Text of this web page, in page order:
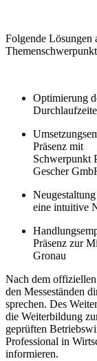
Folgende Lösungen
Optimierung
Präsenz mit
Schwerpunkt
Gescher
eine intuitive
Präsenz zur
Gronau
Nach dem
den Messeständen
sprechen. Des
die Weiterbildung
geprüften
Professional in
informieren.